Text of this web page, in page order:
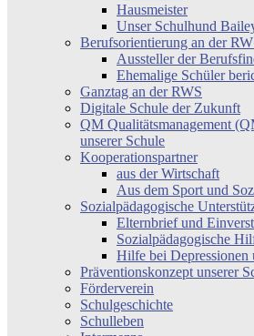
Hausmeister
Unser Schulhund
Berufsorientierung an der
Aussteller der
Ehemalige Schüler
Ganztag an der RWS
Digitale Schule der Zukunft
QM Qualitätsmanagement
unserer Schule
Kooperationspartner
aus der Wirtschaft
Aus dem Sport und
Sozialpädagogische
Elternbrief und
Sozialpädagogische
Hilfe bei Depressionen
Präventionskonzept unserer
Förderverein
Schulgeschichte
Schulleben